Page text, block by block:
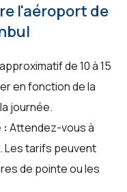
l'aéroport de
de 10 à 15
en fonction de la
journée.
: Attendez-vous à
Les tarifs peuvent
de pointe ou les